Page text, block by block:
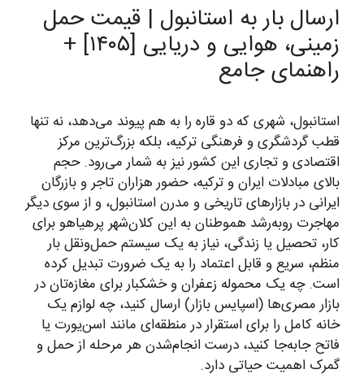
ارسال بار به استانبول | قیمت حمل
زمینی، هوایی و دریایی [۱۴۰۵] +
راهنمای جامع
استانبول، شهری که دو قاره را به هم پیوند می‌دهد، نه تنها
قطب گردشگری و فرهنگی ترکیه، بلکه بزرگ‌ترین مرکز
اقتصادی و تجاری این کشور نیز به شمار می‌رود. حجم
بالای مبادلات ایران و ترکیه، حضور هزاران تاجر و بازرگان
ایرانی در بازارهای تاریخی و مدرن استانبول، و از سوی دیگر
مهاجرت روبه‌رشد هموطنان به این کلان‌شهر پرهیاهو برای
کار، تحصیل یا زندگی، نیاز به یک سیستم حمل‌ونقل بار
منظم، سریع و قابل اعتماد را به یک ضرورت تبدیل کرده
است. چه یک محموله زعفران و خشکبار برای مغازه‌تان در
بازار مصری‌ها (اسپایس بازار) ارسال کنید، چه لوازم یک
خانه کامل را برای استقرار در منطقه‌ای مانند اسن‌یورت یا
فاتح جابه‌جا کنید، درست انجام‌شدن هر مرحله از حمل و
گمرک اهمیت حیاتی دارد.